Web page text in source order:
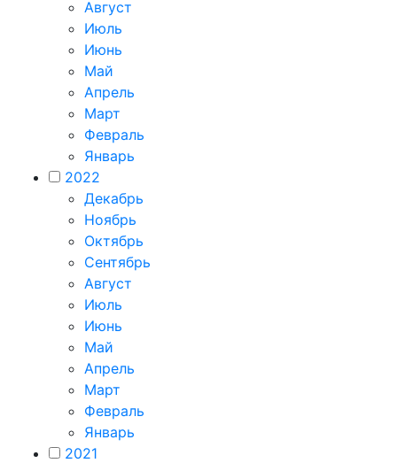
Август
Июль
Июнь
Май
Апрель
Март
Февраль
Январь
2022
Декабрь
Ноябрь
Октябрь
Сентябрь
Август
Июль
Июнь
Май
Апрель
Март
Февраль
Январь
2021